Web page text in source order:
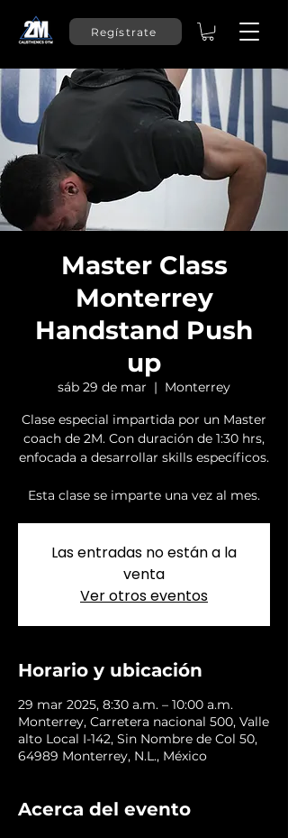
Regístrate
Master Class
Monterrey
Handstand Push
up
sáb 29 de mar
  |
Monterrey
Clase especial impartida por un Master
coach de 2M. Con duración de 1:30 hrs,
enfocada a desarrollar skills específicos.
Esta clase se imparte una vez al mes.
Las entradas no están a la
venta
Ver otros eventos
Horario y ubicación
29 mar 2025, 8:30 a.m. – 10:00 a.m.
Monterrey, Carretera nacional 500, Valle
alto Local I-142, Sin Nombre de Col 50,
64989 Monterrey, N.L., México
Acerca del evento